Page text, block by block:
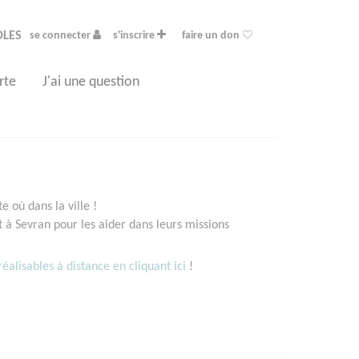
se connecter s'inscrire faire un don
J'ai une question
où dans la ville !
Sevran pour les aider dans leurs missions
à distance en cliquant ici !